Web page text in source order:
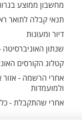
מחשבון ממוצע
תנאי קבלה לתואר
דיור ומעונות
שנתון
קטלוג הקורסים
אחרי הרשמה - אזור
ולמועמדות
אחרי שהתקבלת -